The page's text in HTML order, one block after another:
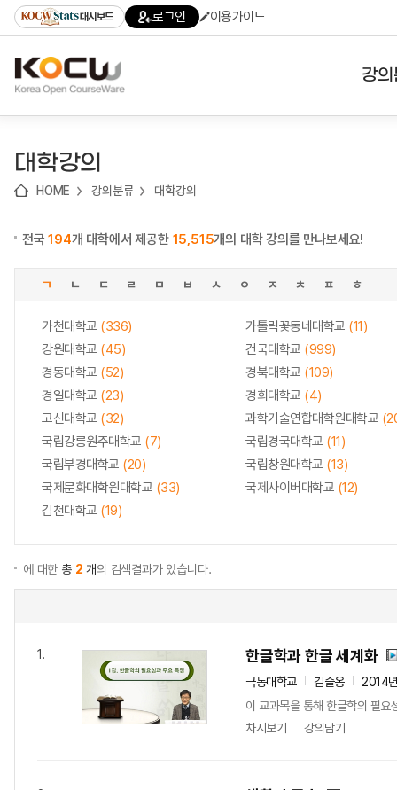
기
기
기
content)
가
대시보드 로그인 이용가이드
강
대학강의
HOME 강의분류 대학강의
전국194개 대학에서 제공한 15,515개의 대학 강의를 만나보세요!
ㄱ ㄴ ㄷ ㄹ ㅁ ㅂ ㅅ ㅇ ㅈ ㅊ ㅍ ㅎ
가천대학교 (336) 가톨릭꽃동네대학교 (11)
강원대학교 (45) 건국대학교 (999)
경동대학교 (52) 경북대학교 (109)
경일대학교 (23) 경희대학교 (4)
고신대학교 (32) 과학기술연합대학원대학교
국립강릉원주대학교 (7) 국립경국대학교 (11)
국립부경대학교 (20) 국립창원대학교 (13)
국제문화대학원대학교 (33) 국제사이버대학교 (12)
김천대학교 (19)
에 대한 총 2 개의 검색결과가 있습니다.
1. 한글학과 한글 세계화
극동대학교 김슬옹
2014
이 교과목을 통해 한글학의 필요
차시보기
강의담기